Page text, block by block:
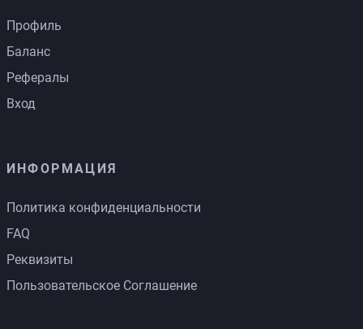
Профиль
Баланс
Рефералы
Вход
ИНФОРМАЦИЯ
Политика конфиденциальности
FAQ
Реквизиты
Пользовательское Соглашение